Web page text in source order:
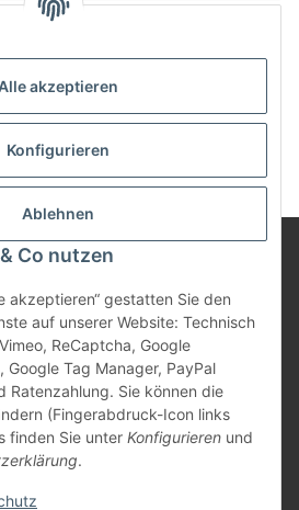
akzeptieren
Konfigurieren
Ablehnen
Co nutzen
akzeptieren“ gestatten Sie den
auf unserer Website: Technisch
ReCaptcha, Google
Google Tag Manager, PayPal
Ratenzahlung. Sie können die
(Fingerabdruck-Icon links
finden Sie unter Konfigurieren und
.
widerrufen